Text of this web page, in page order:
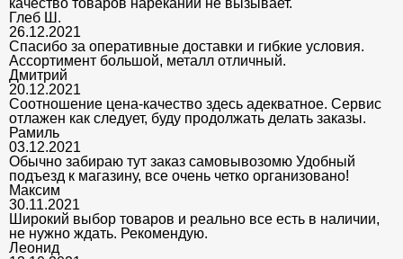
Глеб Ш.
26.12.2021
Спасибо за оперативные доставки и гибкие условия.
Ассортимент большой, металл отличный.
Дмитрий
20.12.2021
Соотношение цена-качество здесь адекватное. Сервис
отлажен как следует, буду продолжать делать заказы.
Рамиль
03.12.2021
Обычно забираю тут заказ самовывозомю Удобный
подъезд к магазину, все очень четко организовано!
Максим
30.11.2021
Широкий выбор товаров и реально все есть в наличии,
не нужно ждать. Рекомендую.
Леонид